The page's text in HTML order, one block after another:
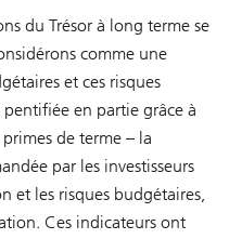
du Trésor à long terme se
comme une
et ces risques
pentifiée en partie grâce à
de terme – la
par les investisseurs
et les risques budgétaires,
Ces indicateurs ont